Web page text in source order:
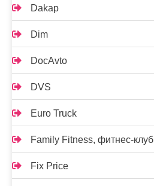
Dakap
Dim
DocAvto
DVS
Euro Truck
Family Fitness, фитнес-клуб
Fix Price